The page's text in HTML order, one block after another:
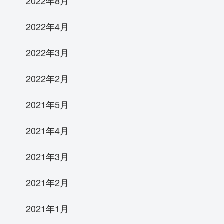
2022年4月
2022年3月
2022年2月
2021年5月
2021年4月
2021年3月
2021年2月
2021年1月